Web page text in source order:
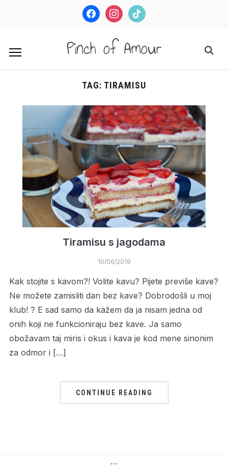
facebookinstagramtiktok
Pinch of Amour
TAG: TIRAMISU
Tiramisu s jagodama
10/06/2019
Kak stojite s kavom?! Volite kavu? Pijete previše kave?
Ne možete zamisliti dan bez kave? Dobrodošli u moj
klub! ? E sad samo da kažem da ja nisam jedna od
onih koji ne funkcioniraju bez kave. Ja samo
obožavam taj miris i okus i kava je kod mene sinonim
za odmor i […]
CONTINUE READING
…